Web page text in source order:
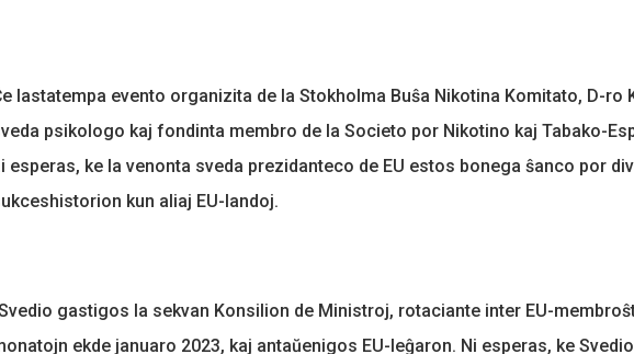
lastatempa evento organizita de la Stokholma Buŝa Nikotina Komitato, D-ro
psikologo kaj fondinta membro de la Societo por Nikotino kaj Tabako-
esperas, ke la venonta sveda prezidanteco de EU estos bonega ŝanco por
kun aliaj EU-landoj.
gastigos la sekvan Konsilion de Ministroj, rotaciante inter EU-
ekde januaro 2023, kaj antaŭenigos EU-leĝaron. Ni esperas, ke